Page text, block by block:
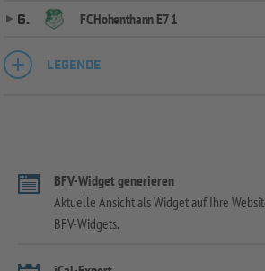
6.
FC Hohenthann E7 1
LEGENDE
BFV-Widget generieren
Aktuelle Ansicht als Widget auf Ihre
BFV-Widgets.